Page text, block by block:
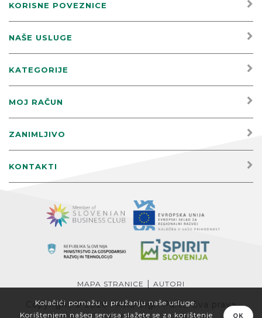
KORISNE POVEZNICE
NAŠE USLUGE
KATEGORIJE
MOJ RAČUN
ZANIMLJIVO
KONTAKTI
MAPA STRANICE | AUTORI
Copyright © 2026 PAKO Sign Parts. Sva prava
Kolačići pomažu u pružanju naše usluge.
Korištenjem našeg servisa slažete se za korištenje
OK